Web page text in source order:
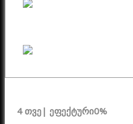
4 თვე| ეფექტური0%